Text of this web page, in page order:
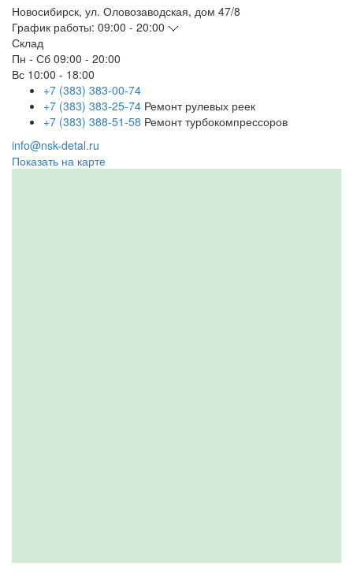
Новосибирск, ул. Оловозаводская, дом 47/8
График работы: 09:00 - 20:00
Склад
Пн - Сб 09:00 - 20:00
Вс 10:00 - 18:00
+7 (383) 383-00-74
+7 (383) 383-25-74 Ремонт рулевых реек
+7 (383) 388-51-58 Ремонт турбокомпрессоров
info@nsk-detal.ru
Показать на карте